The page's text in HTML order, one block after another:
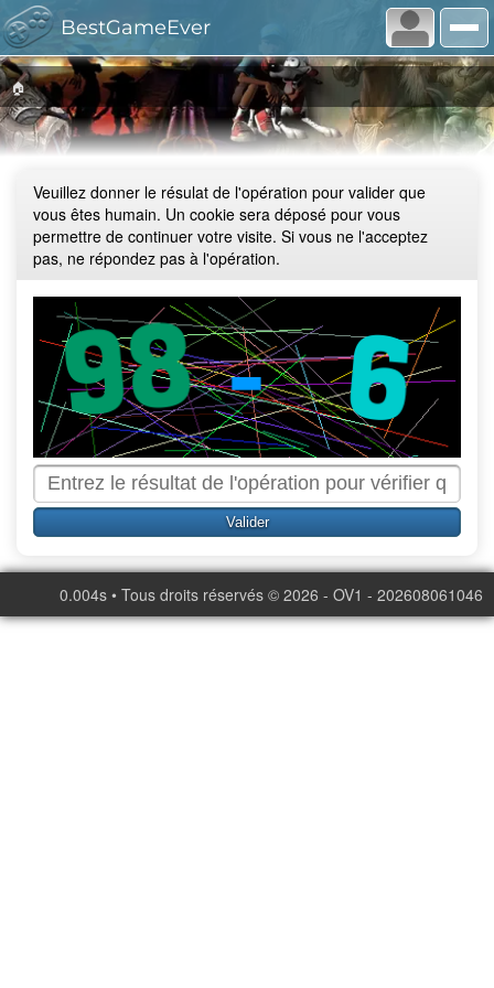
BestGameEver
🏠
Veuillez donner le résulat de l'opération pour valider que
vous êtes humain. Un cookie sera déposé pour vous
permettre de continuer votre visite. Si vous ne l'acceptez
pas, ne répondez pas à l'opération.
0.004s • Tous droits réservés © 2026 - OV1 - 202608061046